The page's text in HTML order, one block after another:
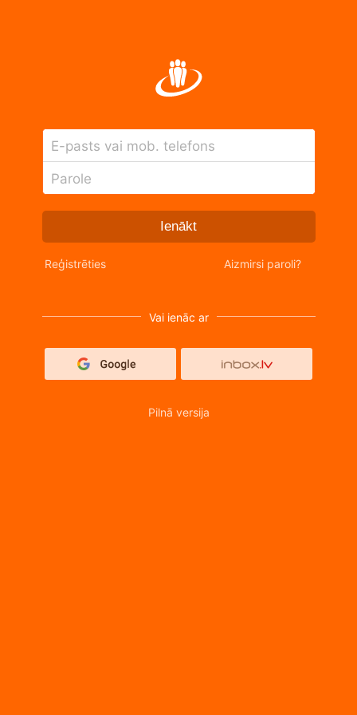
E-pasts vai mob. telefons
Parole
Ienākt
Reģistrēties Aizmirsi paroli?
Vai ienāc ar
Pilnā versija